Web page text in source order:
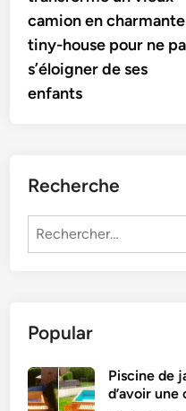
l’article
camion en charmante
tiny-house pour ne
s’éloigner de ses
enfants
Recherche
Rechercher :
Popular
Piscine de
d’avoir une